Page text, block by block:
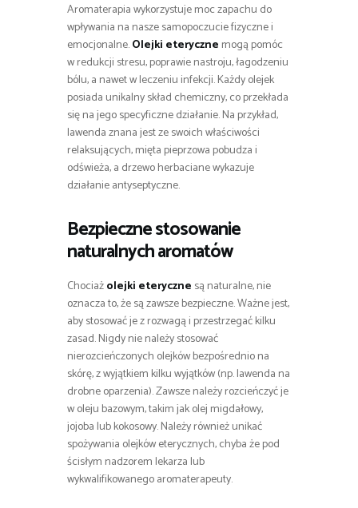
Aromaterapia wykorzystuje moc zapachu do
wpływania na nasze samopoczucie fizyczne i
emocjonalne.Olejki eteryczne mogą pomóc
w redukcji stresu, poprawie nastroju, łagodzeniu
bólu, a nawet w leczeniu infekcji. Każdy olejek
posiada unikalny skład chemiczny, co przekłada
się na jego specyficzne działanie. Na przykład,
lawenda znana jest ze swoich właściwości
relaksujących, mięta pieprzowa pobudza i
odświeża, a drzewo herbaciane wykazuje
działanie antyseptyczne.
Bezpieczne stosowanie
naturalnych aromatów
Chociażolejki eteryczne są naturalne, nie
oznacza to, że są zawsze bezpieczne. Ważne jest,
aby stosować je z rozwagą i przestrzegać kilku
zasad. Nigdy nie należy stosować
nierozcieńczonych olejków bezpośrednio na
skórę, z wyjątkiem kilku wyjątków (np. lawenda na
drobne oparzenia). Zawsze należy rozcieńczyć je
w oleju bazowym, takim jak olej migdałowy,
jojoba lub kokosowy. Należy również unikać
spożywania olejków eterycznych, chyba że pod
ścisłym nadzorem lekarza lub
wykwalifikowanego aromaterapeuty.